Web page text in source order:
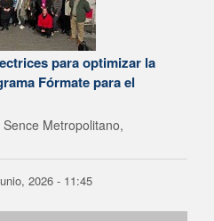
para optimizar la
Fórmate para el
Metropolitano,
2026 - 11:45